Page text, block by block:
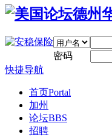
密码
快捷导航
首页Portal
加州
论坛BBS
招聘